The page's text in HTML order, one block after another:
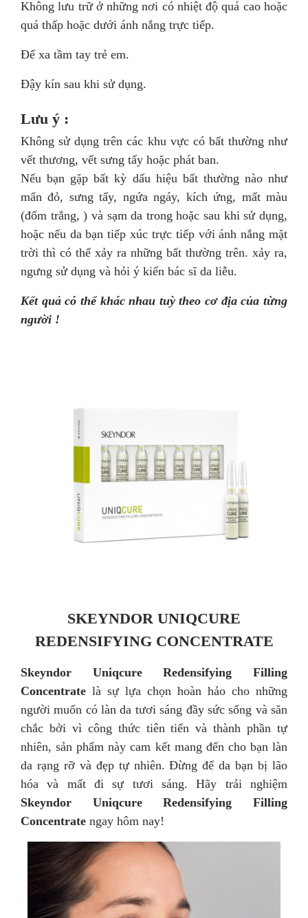
Không lưu trữ ở những nơi có nhiệt độ quá cao hoặc
quá thấp hoặc dưới ánh nắng trực tiếp.
Để xa tầm tay trẻ em.
Đậy kín sau khi sử dụng.
Lưu ý :
Không sử dụng trên các khu vực có bất thường như
vết thương, vết sưng tấy hoặc phát ban.
Nếu bạn gặp bất kỳ dấu hiệu bất thường nào như
mẩn đỏ, sưng tấy, ngứa ngáy, kích ứng, mất màu
(đốm trắng, ) và sạm da trong hoặc sau khi sử dụng,
hoặc nếu da bạn tiếp xúc trực tiếp với ánh nắng mặt
trời thì có thể xảy ra những bất thường trên. xảy ra,
ngưng sử dụng và hỏi ý kiến ​​bác sĩ da liễu.
Kết quả có thể khác nhau tuỳ theo cơ địa của từng
người !
SKEYNDOR UNIQCURE
REDENSIFYING CONCENTRATE
Skeyndor Uniqcure Redensifying Filling
Concentrate là sự lựa chọn hoàn hảo cho những
người muốn có làn da tươi sáng đầy sức sống và săn
chắc bởi vì công thức tiên tiến và thành phần tự
nhiên, sản phẩm này cam kết mang đến cho bạn làn
da rạng rỡ và đẹp tự nhiên. Đừng để da bạn bị lão
hóa và mất đi sự tươi sáng. Hãy trải nghiệm
Skeyndor Uniqcure Redensifying Filling
Concentrate ngay hôm nay!